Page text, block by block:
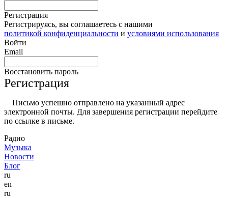
Регистрация
Регистрируясь, вы соглашаетесь с нашими
политикой конфиденциальности и условиями использования
Войти
Email
Восстановить пароль
Регистрация
Письмо успешно отправлено на указанный адрес
электронной почты. Для завершения регистрации перейдите
по ссылке в письме.
Радио
Музыка
Новости
Блог
ru
en
ru